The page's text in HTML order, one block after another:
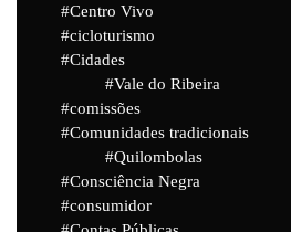
Centro Vivo
cicloturismo
Cidades
Vale do Ribeira
comissões
Comunidades tradicionais
Quilombolas
Consciência Negra
consumidor